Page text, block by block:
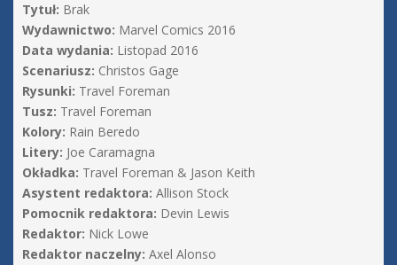
Tytuł: Brak
Wydawnictwo: Marvel Comics 2016
Data wydania: Listopad 2016
Scenariusz: Christos Gage
Rysunki: Travel Foreman
Tusz: Travel Foreman
Kolory: Rain Beredo
Litery: Joe Caramagna
Okładka: Travel Foreman & Jason Keith
Asystent redaktora: Allison Stock
Pomocnik redaktora: Devin Lewis
Redaktor: Nick Lowe
Redaktor naczelny: Axel Alonso